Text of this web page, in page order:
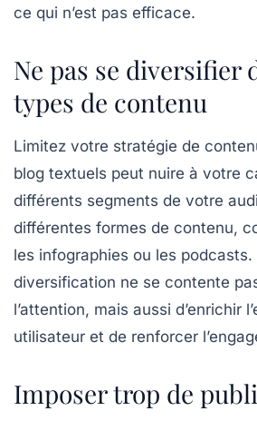
ce qui n’est pas efficace.
Ne pas se diversifier
types de contenu
Limitez votre stratégie de
blog textuels peut nuire à votre
différents segments de votre
différentes formes de contenu,
les infographies ou les podcasts.
diversification ne se contente
l’attention, mais aussi d’enrichir
utilisateur et de renforcer
Imposer trop de